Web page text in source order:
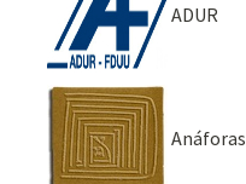
ADUR
Anáforas